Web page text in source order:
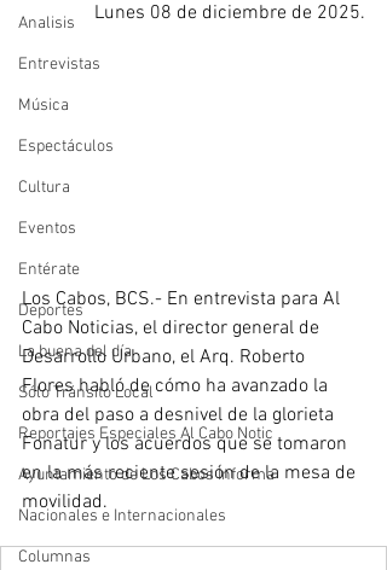
Analisis
Entrevistas
Música
Espectáculos
Cultura
Eventos
Entérate
Deportes
La buena del día
Sólo Tránsito Local
Reportajes Especiales Al Cabo Notic
Ayuntamiento de Los Cabos Informa
Nacionales e Internacionales
Columnas
Lunes 08 de diciembre de 2025.
Los Cabos, BCS.- En entrevista para Al
Cabo Noticias, el director general de
Desarrollo Urbano, el Arq. Roberto
Flores habló de cómo ha avanzado la
obra del paso a desnivel de la glorieta
Fonatur y los acuerdos que se tomaron
en la más reciente sesión de la mesa de
movilidad.